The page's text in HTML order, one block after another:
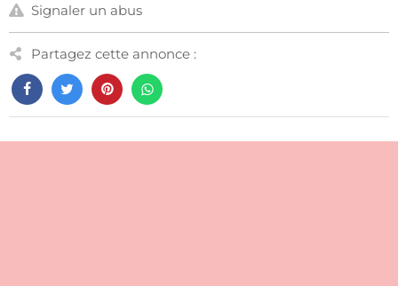
Signaler un abus
Partagez cette annonce :